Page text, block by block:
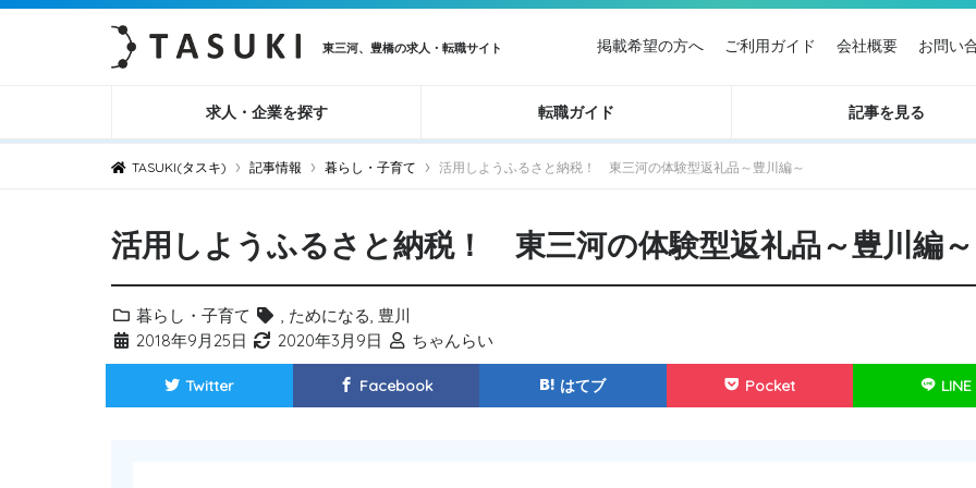
東三河、豊橋の求人・転職サイト 掲載希望の方へ ご利用ガイド 会社概要 お問い
求人・企業を探す 転職ガイド 記事を見る
TASUKI(タスキ) › 記事情報 › 暮らし・子育て › 活用しようふるさと納税！ 東三河の体験型返礼品～豊川編～
活用しようふるさと納税！ 東三河の体験型返礼品～豊川編～
暮らし・子育て , ためになる, 豊川
2018年9月25日
2020年3月9日 ちゃんらい
Twitter Facebook はてブ Pocket LINE